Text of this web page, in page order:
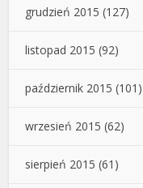
grudzień 2015 (127)
listopad 2015 (92)
październik 2015 (101)
wrzesień 2015 (62)
sierpień 2015 (61)